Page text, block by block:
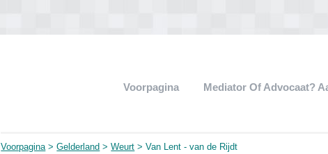
Voorpagina Mediator Of Advocaat?
Voorpagina>Gelderland >Weurt > Van Lent - van de Rijdt